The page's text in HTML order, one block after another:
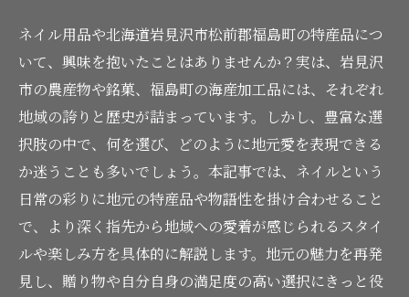
ネイル用品や北海道岩見沢市松前郡福島町の特産品につ
いて、興味を抱いたことはありませんか？実は、岩見沢
市の農産物や銘菓、福島町の海産加工品には、それぞれ
地域の誇りと歴史が詰まっています。しかし、豊富な選
択肢の中で、何を選び、どのように地元愛を表現できる
か迷うことも多いでしょう。本記事では、ネイルという
日常の彩りに地元の特産品や物語性を掛け合わせること
で、より深く指先から地域への愛着が感じられるスタイ
ルや楽しみ方を具体的に解説します。地元の魅力を再発
見し、贈り物や自分自身の満足度の高い選択にきっと役